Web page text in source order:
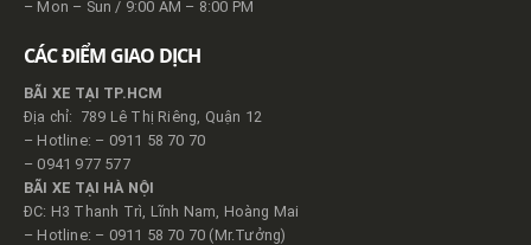
– Mon – Sun / 9:00 AM – 8:00 PM
CÁC ĐIỂM GIAO DỊCH
BÃI XE TẠI TP.HCM
Địa chỉ: 789 Lê Thị Riêng, Quận 12
– Hotline: – 0911 58 70 70
– 0941 977 577
BÃI XE TẠI HÀ NỘI
ĐC: H3 Thanh Trì, Lĩnh Nam, Hoàng Mai
– Hotline: – 0911 58 70 70 (Mr.Tưởng)